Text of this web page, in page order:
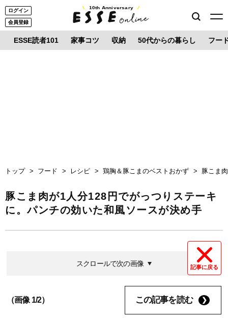
ログイン
会員登録
10th Anniversary
ESSE読者101 家事コツ 収納 50代からの暮らし フー
トップ フード レシピ 鶏胸＆豚こまのベストおかず 豚こま
豚こま肉が1人分128円でがっつりステーキ
に。パンチの効いた和風ソースが決め手
記事に戻る
スクロールで次の画像
（画像 1/2） この記事を読む